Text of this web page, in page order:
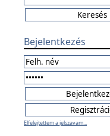
Bejelentkezés
Elfelejtettem a jelszavam...